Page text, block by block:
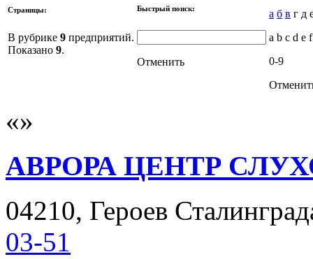
Страницы:
В рубрике 9 предприятий.
Показано 9.
Быстрый поиск:
Отменить
а б в г д
a b c d e
0-9
АВРОРА ЦЕНТР
04210, Героев
03-51